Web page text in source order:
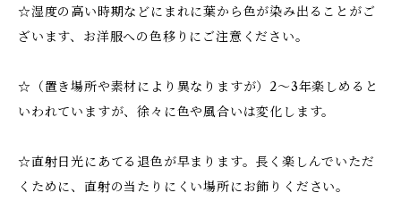
☆湿度の高い時期などにまれに葉から色が染み出ることがご
ざいます、お洋服への色移りにご注意ください。
☆（置き場所や素材により異なりますが）2～3年楽しめると
いわれていますが、徐々に色や風合いは変化します。
☆直射日光にあてる退色が早まります。長く楽しんでいただ
くために、直射の当たりにくい場所にお飾りください。